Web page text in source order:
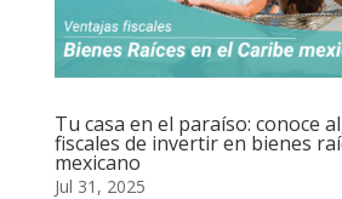
Tu casa en el paraíso: conoce
fiscales de invertir en bienes
mexicano
Jul 31, 2025